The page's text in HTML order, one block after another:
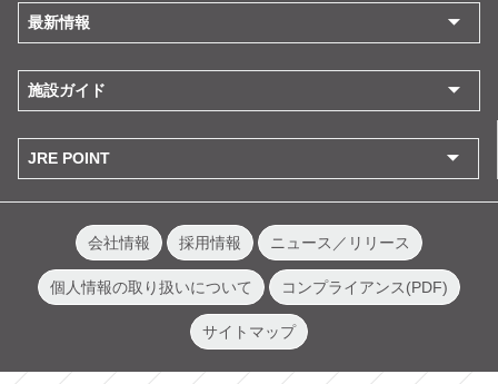
最新情報
施設ガイド
JRE POINT
会社情報 採用情報 ニュース／リリース
個人情報の取り扱いについて コンプライアンス(PDF)
サイトマップ